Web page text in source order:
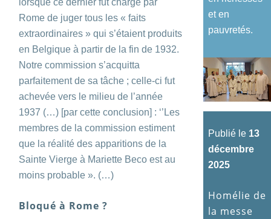
Rome de juger tous les « faits
extraordinaires » qui s’étaient produits
en Belgique à partir de la fin de 1932.
Notre commission s’acquitta
parfaitement de sa tâche ; celle-ci fut
achevée vers le milieu de l’année
1937 (…) [par cette conclusion] : ‘’Les
membres de la commission estiment
que la réalité des apparitions de la
Sainte Vierge à Mariette Beco est au
moins probable ». (…)
Bloqué à Rome ?
et en
pauvretés.
Publié le 13
décembre
2025
Homélie de
la messe